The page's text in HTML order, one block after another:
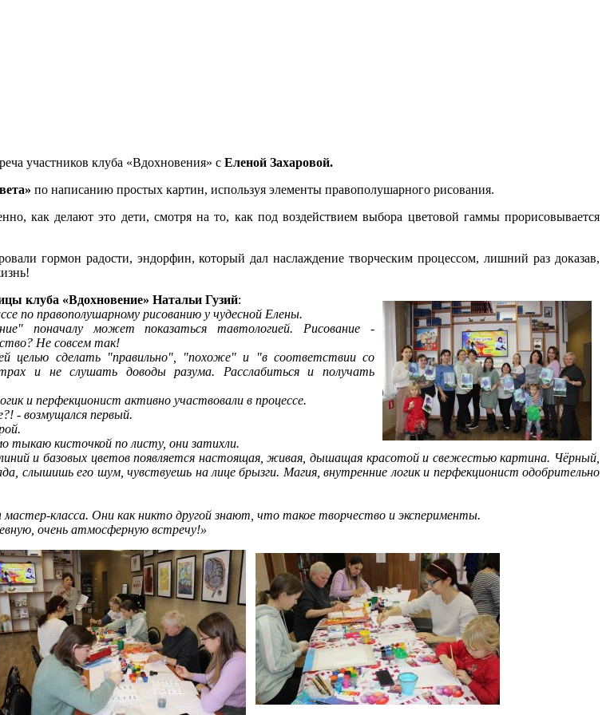
участников клуба «Вдохновения» с Еленой Захаровой.
по написанию простых картин, используя элементы правополушарного рисования.
как делают это дети, смотря на то, как под воздействием выбора цветовой гаммы прорисовывается
гормон радости, эндорфин, который дал наслаждение творческим процессом, лишний раз доказав,
клуба «Вдохновение» Натальи Гузий:
по правополушарному рисованию у чудесной Елены.
поначалу может показаться тавтологией. Рисование -
Не совсем так!
целью сделать "правильно", "похоже" и "в соответствии со
и не слушать доводы разума. Расслабиться и получать
и перфекционист активно участвовали в процессе.
- возмущался первый.
тыкаю кисточкой по листу, они затихли.
и базовых цветов появляется настоящая, живая, дышащая красотой и свежестью картина. Чёрный,
слышишь его шум, чувствуешь на лице брызги. Магия, внутренние логик и перфекционист одобрительно
класса. Они как никто другой знают, что такое творчество и эксперименты.
очень атмосферную встречу!»